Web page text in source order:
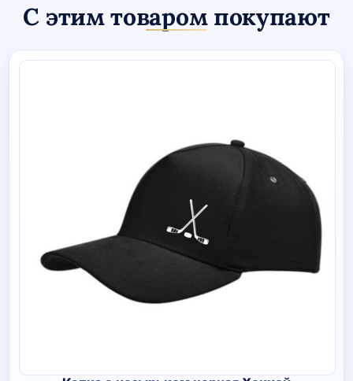
С этим товаром покупают